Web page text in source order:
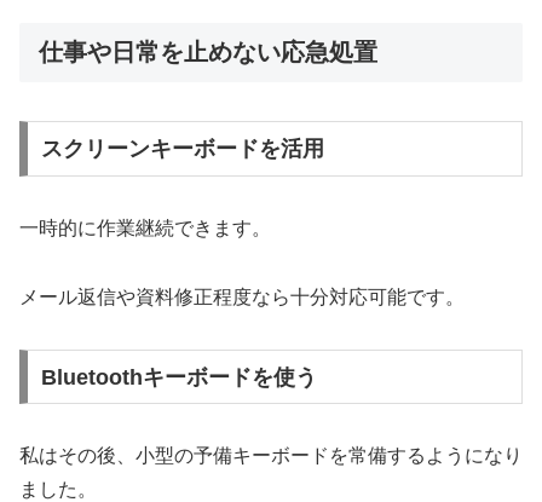
仕事や日常を止めない応急処置
スクリーンキーボードを活用
一時的に作業継続できます。
メール返信や資料修正程度なら十分対応可能です。
Bluetoothキーボードを使う
私はその後、小型の予備キーボードを常備するようになり
ました。